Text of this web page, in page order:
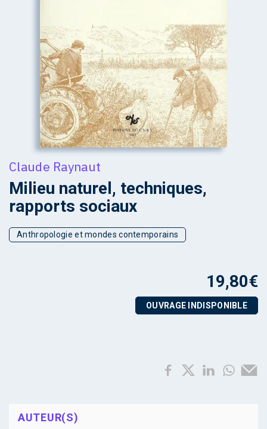
Claude Raynaut
Milieu naturel, techniques,
rapports sociaux
Anthropologie et mondes contemporains
19,80€
OUVRAGE INDISPONIBLE
AUTEUR(S)